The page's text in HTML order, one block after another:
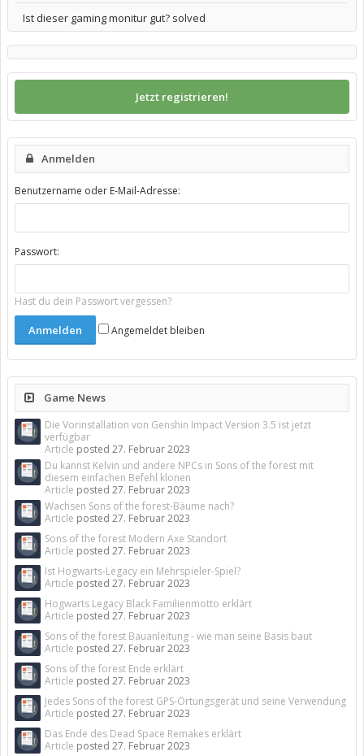
Ist dieser gaming monitur gut? solved
Jetzt registrieren!
Anmelden
Benutzername oder E-Mail-Adresse:
Passwort:
Hast du dein Passwort vergessen?
Angemeldet bleiben
Game News
Die Vorinstallation von Genshin Impact Version 3.5 ist jetzt
verfügbar
Article posted 27. Februar 2023
Du kannst Kelvin und andere NPCs in Sons of the forest mit
diesem einfachen Befehl klonen
Article posted 27. Februar 2023
Wachsen Sons of the forest-Bäume nach?
Article posted 27. Februar 2023
Sons of the forest Modern Axe Standort
Article posted 27. Februar 2023
Ist Hogwarts-Legacy ein Mehrspieler-Spiel?
Article posted 27. Februar 2023
Hogwarts Legacy Black Familienmotto erklärt
Article posted 27. Februar 2023
Sons of the forest Bauanleitung - wie man seine Basis baut
Article posted 27. Februar 2023
Sons of the forest Ende erklärt
Article posted 27. Februar 2023
Jedes Sons of the forest GPS-Ortungsgerät und seine Verwendung
Article posted 27. Februar 2023
Das Ende des Dead Space Remakes erklärt
Article posted 27. Februar 2023